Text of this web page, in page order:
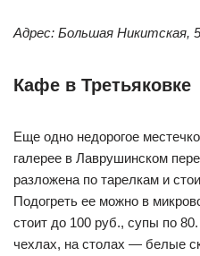
Адрес: Большая Никитская,
Кафе в Третьяковке
Еще одно недорогое
галерее в Лаврушинском
разложена по тарелкам и
Подогреть ее можно в
стоит до 100 руб., супы по
чехлах, на столах — белые